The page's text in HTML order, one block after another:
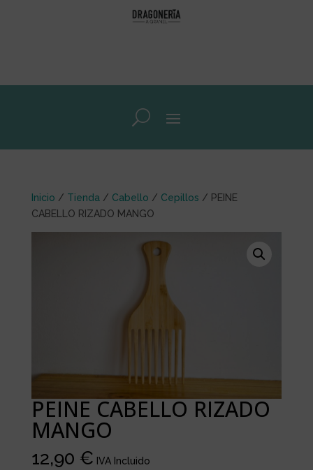
Inicio / Tienda / Cabello / Cepillos / PEINE
CABELLO RIZADO MANGO
PEINE CABELLO RIZADO
MANGO
12,90 € IVA Incluido